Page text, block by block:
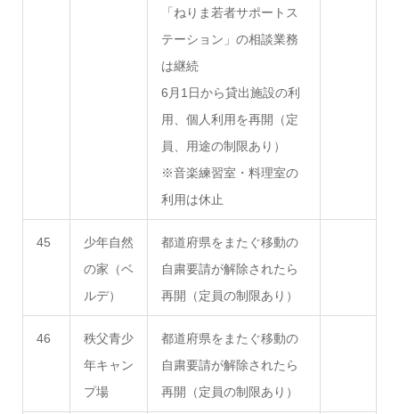
「ねりま若者サポートス
テーション」の相談業務
は継続
6月1日から貸出施設の利
用、個人利用を再開（定
員、用途の制限あり）
※音楽練習室・料理室の
利用は休止
45
少年自然
の家（ベ
ルデ）
都道府県をまたぐ移動の
自粛要請が解除されたら
再開（定員の制限あり）
46
秩父青少
年キャン
プ場
都道府県をまたぐ移動の
自粛要請が解除されたら
再開（定員の制限あり）